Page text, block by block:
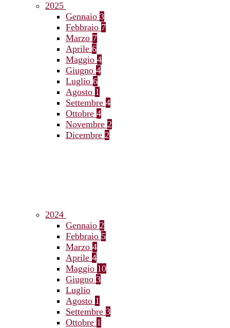
2025
Gennaio 3
Febbraio 7
Marzo 7
Aprile 6
Maggio 4
Giugno 4
Luglio 6
Agosto 1
Settembre 4
Ottobre 4
Novembre 2
Dicembre 2
2024
Gennaio 2
Febbraio 5
Marzo 4
Aprile 4
Maggio 10
Giugno 3
Luglio
Agosto 1
Settembre 3
Ottobre 1